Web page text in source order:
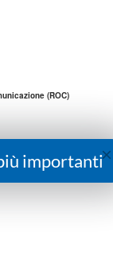
(ROC)
×
importanti